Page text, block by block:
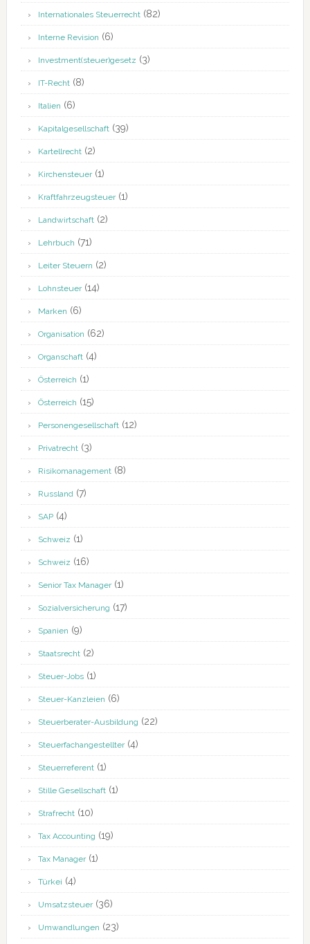
Internationales Steuerrecht(82)
Interne Revision (6)
Investment(steuer)gesetz (3)
IT-Recht(8)
Italien (6)
Kapitalgesellschaft(39)
Kartellrecht(2)
Kirchensteuer(1)
Kraftfahrzeugsteuer(1)
Landwirtschaft(2)
Lehrbuch (71)
Leiter Steuern (2)
Lohnsteuer(14)
Marken (6)
Organisation (62)
Organschaft(4)
Österreich (1)
Österreich (15)
Personengesellschaft(12)
Privatrecht(3)
Risikomanagement(8)
Russland(7)
SAP(4)
Schweiz (1)
Schweiz (16)
Senior Tax Manager(1)
Sozialversicherung (17)
Spanien (9)
Staatsrecht(2)
Steuer-Jobs(1)
Steuer-Kanzleien (6)
Steuerberater-Ausbildung (22)
Steuerfachangestellter(4)
Steuerreferent(1)
Stille Gesellschaft(1)
Strafrecht(10)
Tax Accounting (19)
Tax Manager(1)
Türkei (4)
Umsatzsteuer(36)
Umwandlungen (23)